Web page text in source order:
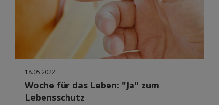
18.05.2022
Woche für das Leben: "Ja" zum
Lebensschutz